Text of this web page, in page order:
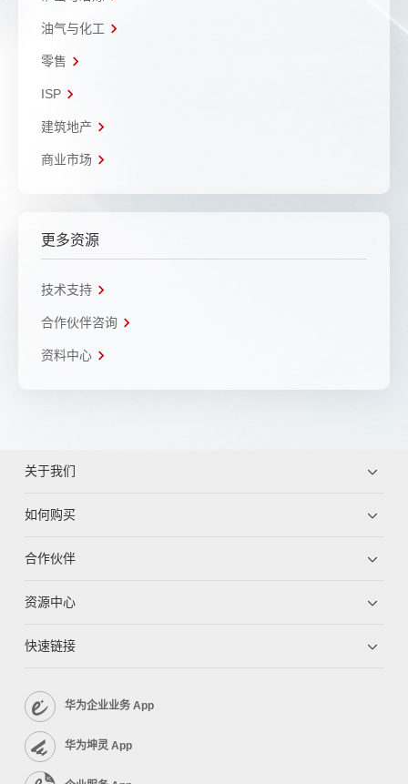
油气与化工
零售
ISP
建筑地产
商业市场
更多资源
技术支持
合作伙伴咨询
资料中心
关于我们
如何购买
合作伙伴
资源中心
快速链接
华为企业业务 App
华为坤灵 App